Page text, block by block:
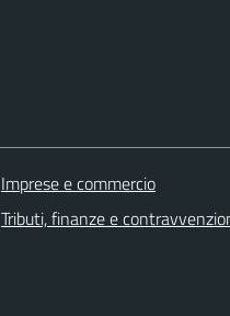
Imprese e commercio
Tributi, finanze e